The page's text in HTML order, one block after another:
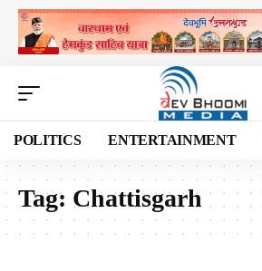
POLITICS ENTERTAINMENT
Tag: Chattisgarh